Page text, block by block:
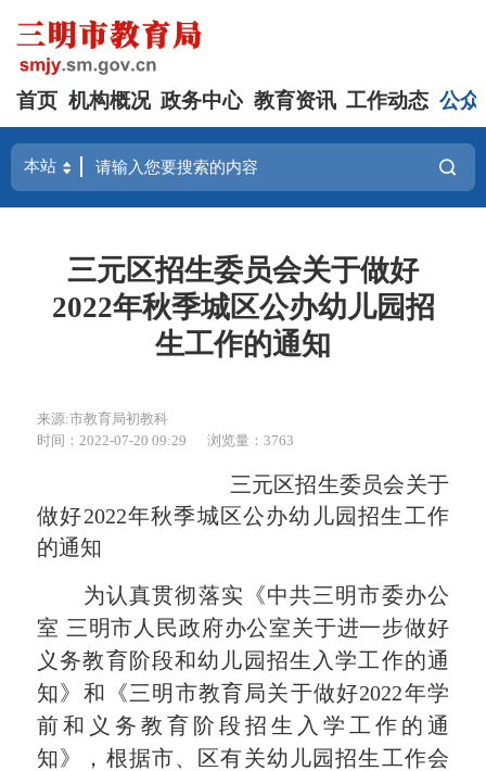
首页 机构概况 政务中心 教育资讯 工作动态 公众
三元区招生委员会关于做好
2022年秋季城区公办幼儿园招
生工作的通知
来源:市教育局初教科
时间：2022-07-20 09:29
浏览量：3763
三元区招生委员会关于
做好2022年秋季城区公办幼儿园招生工作
的通知
为认真贯彻落实 《中共三明市委办公
室 三明市人民政府办公室关于进一步做好
义务教育阶段和幼儿园招生入学工作的通
知》和《三明市教育局关于做好2022年学
前和义务教育阶段招生入学工作的通
知》，根据市、区有关幼儿园招生工作会